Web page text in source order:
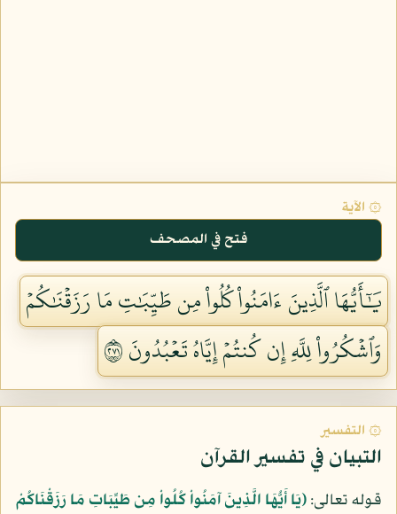
۞ الآية
فتح في المصحف
يَٰٓأَيُّهَا ٱلَّذِينَ ءَامَنُواْ كُلُواْ مِن طَيِّبَٰتِ مَا رَزَقۡنَٰكُمۡ
وَٱشۡكُرُواْ لِلَّهِ إِن كُنتُمۡ إِيَّاهُ تَعۡبُدُونَ ١٧٢
۞ التفسير
التبيان في تفسير القرآن
قوله تعالى:﴿يَا أَيُّهَا الَّذِينَ آمَنُواْ كُلُواْ مِن طَيِّبَاتِ مَا رَزَقْنَاكُمْ